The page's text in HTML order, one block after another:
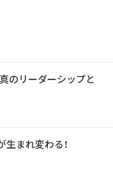
真のリーダーシップと
まれ変わる！